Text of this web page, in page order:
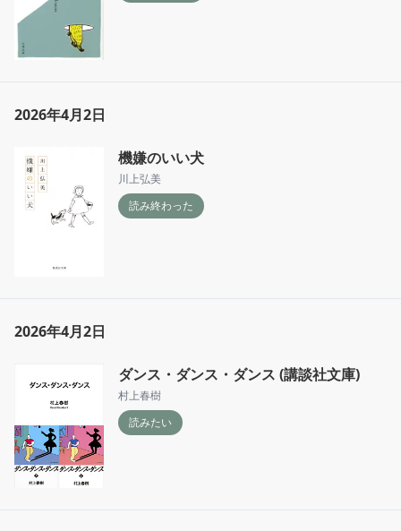
2026年4月2日
機嫌のいい犬
川上弘美
読み終わった
2026年4月2日
ダンス・ダンス・ダンス (講談社文庫)
村上春樹
読みたい